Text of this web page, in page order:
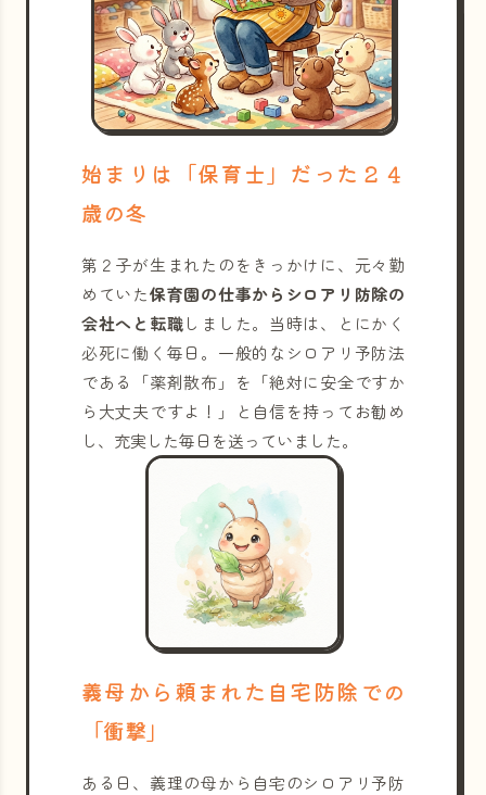
始まりは「保育士」だった２４
歳の冬
第２子が生まれたのをきっかけに、元々勤
めていた保育園の仕事からシロアリ防除の
会社へと転職しました。当時は、とにかく
必死に働く毎日。一般的なシロアリ予防法
である「薬剤散布」を「絶対に安全ですか
ら大丈夫ですよ！」と自信を持ってお勧め
し、充実した毎日を送っていました。
義母から頼まれた自宅防除での
「衝撃」
ある日、義理の母から自宅のシロアリ予防